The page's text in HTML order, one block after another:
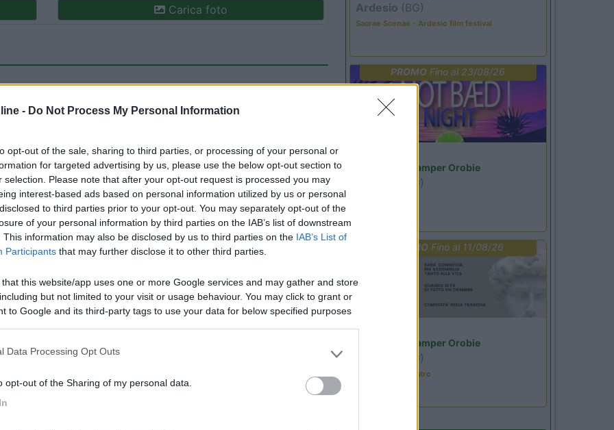
- Do Not Process My Personal Information
opt-out of the sale, sharing to third parties, or processing of your personal or
for targeted advertising by us, please use the below opt-out section to
selection. Please note that after your opt-out request is processed you may
interest-based ads based on personal information utilized by us or personal
to third parties prior to your opt-out. You may separately opt-out of the
of your personal information by third parties on the IAB’s list of downstream
This information may also be disclosed by us to third parties on the IAB’s List of
Participants that may further disclose it to other third parties.
that this website/app uses one or more Google services and may gather and store
but not limited to your visit or usage behaviour. You may click to grant or
to Google and its third-party tags to use your data for below specified purposes
Data Processing Opt Outs
opt-out of the Sharing of my personal data.
Carica foto
(4) Pulizia (2) Prezzo (1) Mostra tutto
23/09/2025 22:55
in arrivo dall'Italia. Area sosta molto ampia e tranquilla
Buona soluzione per sostare.
02/09/2025 9:55
sembra quella della spiaggia molto comoda e completa.
Ardesio (BG)
Sacrae Scenae - Ardesio film festival
PROMO Fino al 23/08/26
Area Sosta Camper Orobie
(BG)
PROMO Fino al 11/08/26
Area Sosta Camper Orobie
(BG)
Incontri con il teatro